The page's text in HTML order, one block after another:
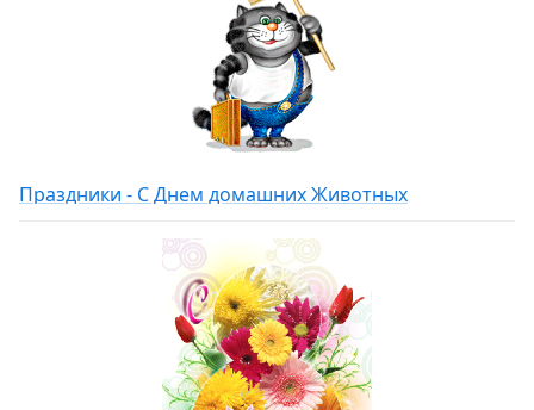
Праздники - С Днем домашних Животных